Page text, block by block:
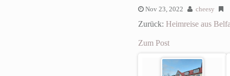
Nov 23, 2022 cheesy
Zurück: Heimreise aus
Zum Post